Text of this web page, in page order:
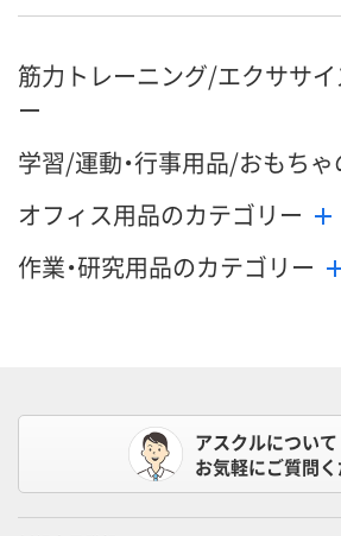
筋力トレーニング/エクササ
ー
学習/運動・行事用品/おもち
オフィス用品のカテゴリー
作業・研究用品のカテゴリー
アスクルについて
お気軽にご質問く